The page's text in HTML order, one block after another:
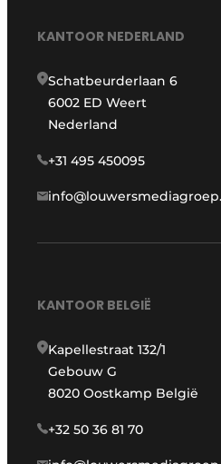
KANTOOR NEDERLAND
Schatbeurderlaan 6
6002 ED Weert
Nederland
+31 495 450095
KANTOOR BELGIË
Kapellestraat 132/1
Gebouw G
8020 Oostkamp België
+32 50 36 81 70